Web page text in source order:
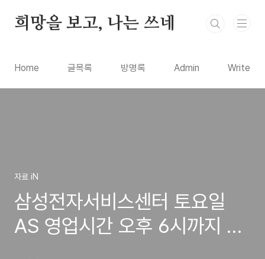
희망을 보고, 나는 쓰네
Home 글목록 방명록 Admin Write
자료 iN
삼성전자서비스센터 토요일
AS 영업시간 오후 6시까지 연